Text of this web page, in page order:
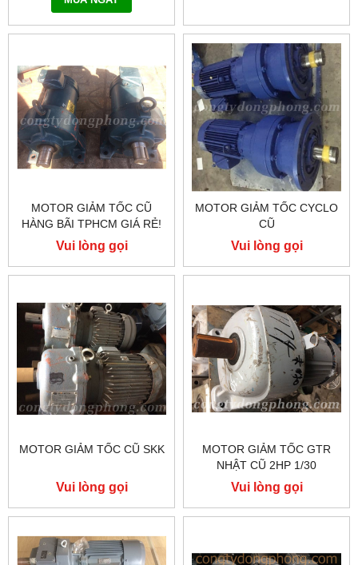
MOTOR GIẢM TỐC CŨ
HÀNG BÃI TPHCM GIÁ RẺ!
Vui lòng gọi
MOTOR GIẢM TỐC CYCLO
CŨ
Vui lòng gọi
MOTOR GIẢM TỐC CŨ SKK
Vui lòng gọi
MOTOR GIẢM TỐC GTR
NHẬT CŨ 2HP 1/30
Vui lòng gọi